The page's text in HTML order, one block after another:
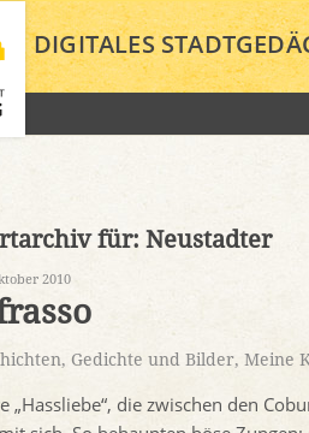
DIGITALES
für: Neustadter
2010
, Gedichte und Bilder, Meine
„Hassliebe“, die zwischen den